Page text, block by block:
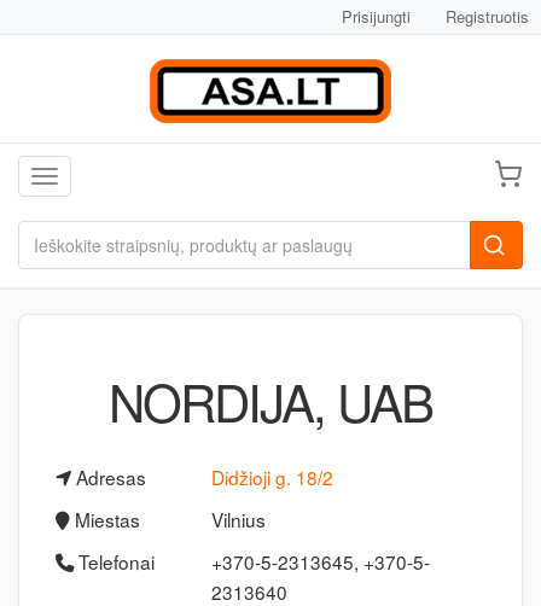
Prisijungti Registruotis
Toggle navigation
NORDIJA, UAB
Adresas
Didžioji g. 18/2
Miestas
Vilnius
Telefonai
+370-5-2313645, +370-5-
2313640